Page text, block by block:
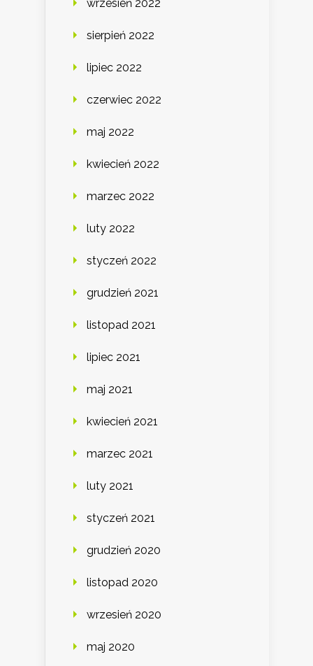
wrzesień 2022
sierpień 2022
lipiec 2022
czerwiec 2022
maj 2022
kwiecień 2022
marzec 2022
luty 2022
styczeń 2022
grudzień 2021
listopad 2021
lipiec 2021
maj 2021
kwiecień 2021
marzec 2021
luty 2021
styczeń 2021
grudzień 2020
listopad 2020
wrzesień 2020
maj 2020